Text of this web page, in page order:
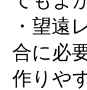
・望遠
合に必
作りや